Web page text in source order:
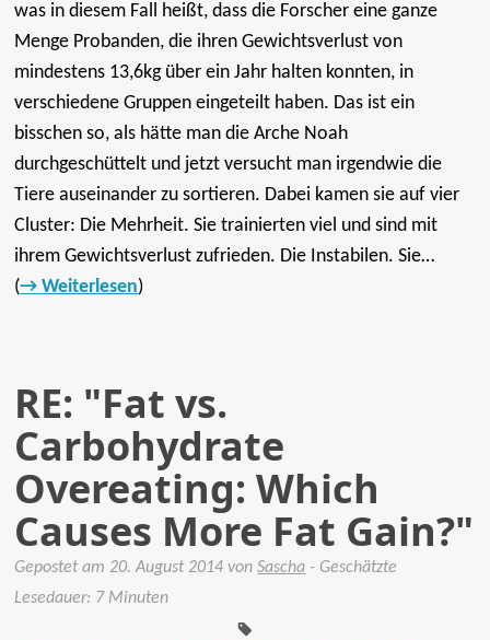
was in diesem Fall heißt, dass die Forscher eine ganze
Menge Probanden, die ihren Gewichtsverlust von
mindestens 13,6kg über ein Jahr halten konnten, in
verschiedene Gruppen eingeteilt haben. Das ist ein
bisschen so, als hätte man die Arche Noah
durchgeschüttelt und jetzt versucht man irgendwie die
Tiere auseinander zu sortieren. Dabei kamen sie auf vier
Cluster: Die Mehrheit. Sie trainierten viel und sind mit
ihrem Gewichtsverlust zufrieden. Die Instabilen. Sie…
(
Weiterlesen)
RE: "Fat vs.
Carbohydrate
Overeating: Which
Causes More Fat Gain?"
Gepostet am20. August 2014vonSascha - Geschätzte
Lesedauer: 7 MinutenTags: